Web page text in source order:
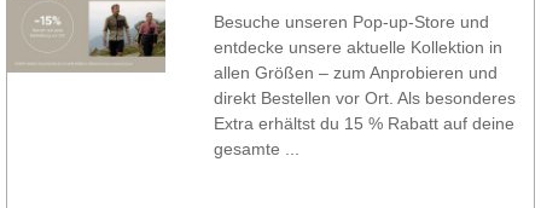
Besuche unseren Pop-up-Store und
entdecke unsere aktuelle Kollektion in
allen Größen – zum Anprobieren und
direkt Bestellen vor Ort. Als besonderes
Extra erhältst du 15 % Rabatt auf deine
gesamte ...